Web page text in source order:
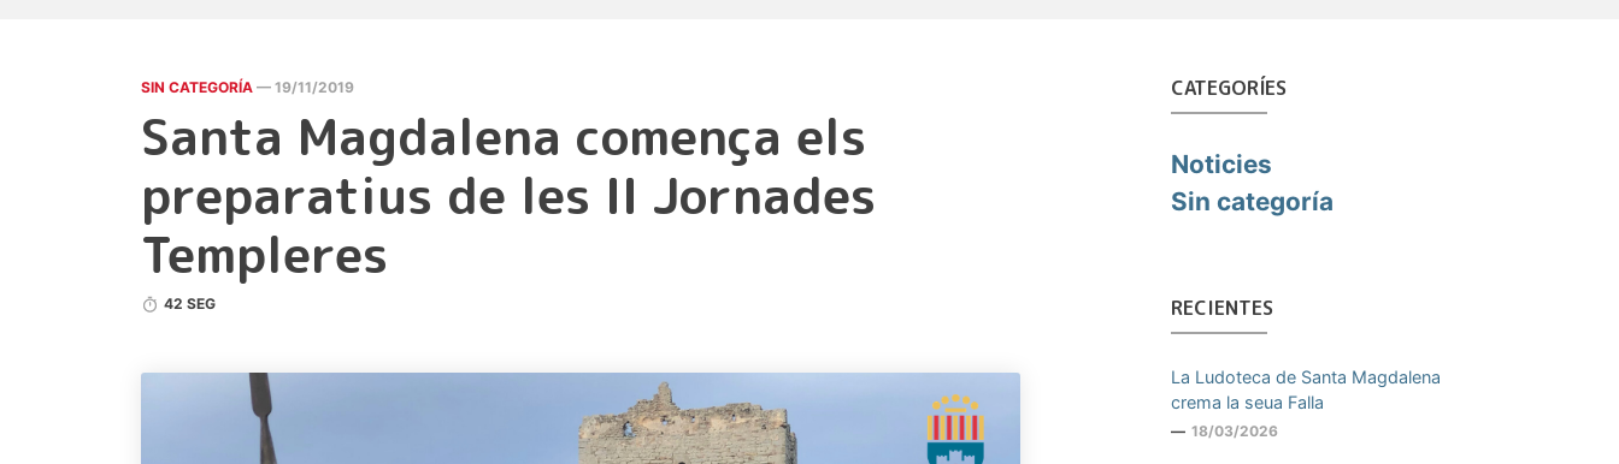
SIN CATEGORÍA — 19/11/2019
Santa Magdalena comença els
preparatius de les II Jornades
Templeres
42 SEG
CATEGORÍES
Noticies
Sin categoría
RECIENTES
La Ludoteca de Santa Magdalena
crema la seua Falla
18/03/2026